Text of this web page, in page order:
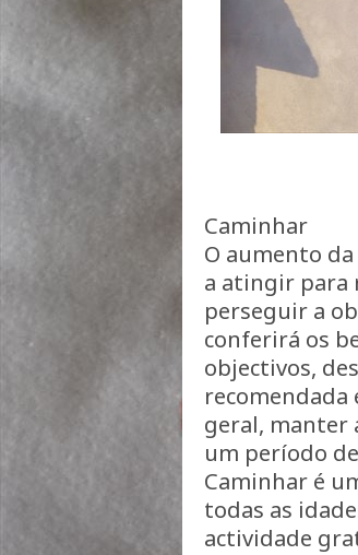
Caminhar
O aumento
a atingir para
perseguir a
conferirá os
objectivos,
recomendada
geral, manter
um período
Caminhar é
todas as
actividade